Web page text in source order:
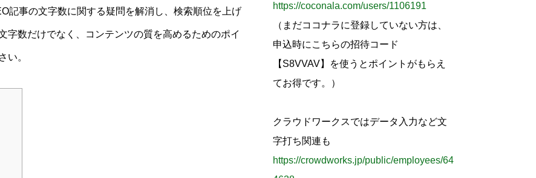
記事の文字数に関する疑問を解消し、検索順位を上げ
字数だけでなく、コンテンツの質を高めるためのポイ
い。
https://coconala.com/users/1106191
（まだココナラに登録していない方は、
申込時にこちらの招待コード
【S8VVAV】を使うとポイントがもらえ
てお得です。）
クラウドワークスではデータ入力など文
字打ち関連も
https://crowdworks.jp/public/employees/64